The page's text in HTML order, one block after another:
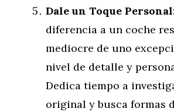
Dale un Toque
diferencia a un coche
mediocre de uno
nivel de detalle y
Dedica tiempo a
original y busca formas